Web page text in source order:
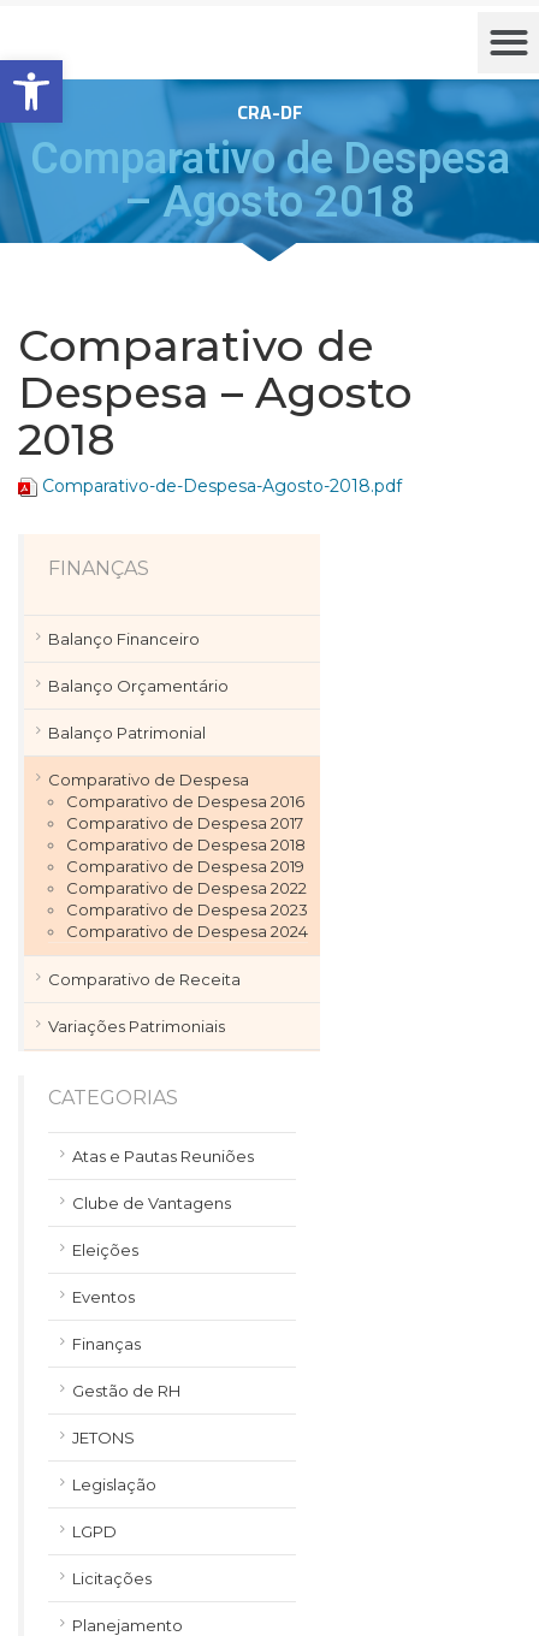
Barra de Ferramentas Aberta
CRA-DF
Comparativo de Despesa
– Agosto 2018
Comparativo de
Despesa – Agosto
2018
Comparativo-de-Despesa-Agosto-2018.pdf
FINANÇAS
Balanço Financeiro
Balanço Orçamentário
Balanço Patrimonial
Comparativo de Despesa
Comparativo de Despesa 2016
Comparativo de Despesa 2017
Comparativo de Despesa 2018
Comparativo de Despesa 2019
Comparativo de Despesa 2022
Comparativo de Despesa 2023
Comparativo de Despesa 2024
Comparativo de Receita
Variações Patrimoniais
CATEGORIAS
Atas e Pautas Reuniões
Clube de Vantagens
Eleições
Eventos
Finanças
Gestão de RH
JETONS
Legislação
LGPD
Licitações
Planejamento